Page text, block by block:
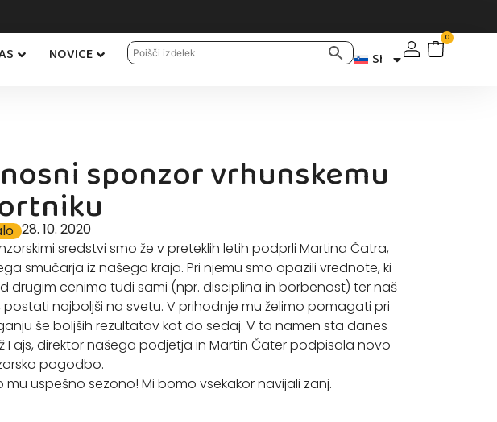
NOVICE SI
0
sponzor vrhunskemu
28. 10. 2020
sredstvi smo že v preteklih letih podprli Martina Čatra,
smučarja iz našega kraja. Pri njemu smo opazili vrednote, ki
drugim cenimo tudi sami (npr. disciplina in borbenost) ter naš
postati najboljši na svetu. V prihodnje mu želimo pomagati pri
še boljših rezultatov kot do sedaj. V ta namen sta danes
Fajs, direktor našega podjetja in Martin Čater podpisala novo
pogodbo.
mu uspešno sezono! Mi bomo vsekakor navijali zanj.